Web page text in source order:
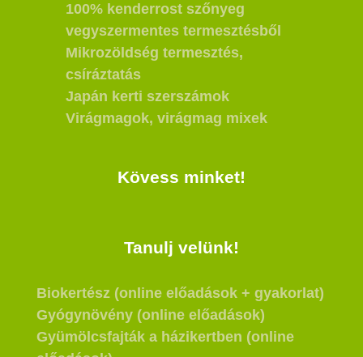
100% kenderrost szőnyeg
vegyszermentes termesztésből
Mikrozöldség termesztés,
csíráztatás
Japán kerti szerszámok
Virágmagok, virágmag mixek
Kövess minket!
Tanulj velünk!
Biokertész (online előadások + gyakorlat)
Gyógynövény (online előadások)
Gyümölcsfajták a házikertben (online